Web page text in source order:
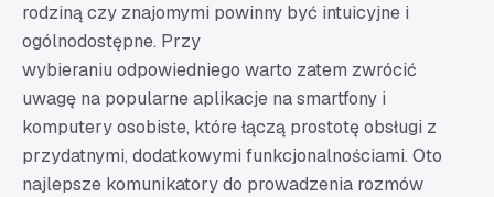
rodziną czy znajomymi powinny być intuicyjne i
ogólnodostępne. Przy
wybieraniu odpowiedniego warto zatem zwrócić
uwagę na popularne aplikacje na smartfony i
komputery osobiste, które łączą prostotę obsługi z
przydatnymi, dodatkowymi funkcjonalnościami. Oto
najlepsze komunikatory do prowadzenia rozmów